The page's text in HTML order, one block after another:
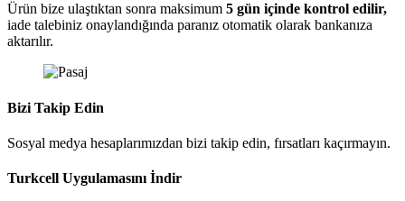
Ürün bize ulaştıktan sonra maksimum 5 gün içinde kontrol edilir,
iade talebiniz onaylandığında paranız otomatik olarak bankanıza
aktarılır.
Bizi Takip Edin
Sosyal medya hesaplarımızdan bizi takip edin, fırsatları kaçırmayın.
Turkcell Uygulamasını İndir